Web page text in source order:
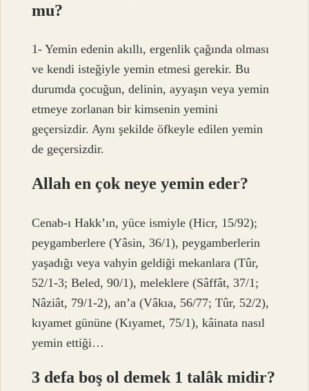
mu?
1- Yemin edenin akıllı, ergenlik çağında olması
ve kendi isteğiyle yemin etmesi gerekir. Bu
durumda çocuğun, delinin, ayyaşın veya yemin
etmeye zorlanan bir kimsenin yemini
geçersizdir. Aynı şekilde öfkeyle edilen yemin
de geçersizdir.
Allah en çok neye yemin eder?
Cenab-ı Hakk’ın, yüce ismiyle (Hicr, 15/92);
peygamberlere (Yâsin, 36/1), peygamberlerin
yaşadığı veya vahyin geldiği mekanlara (Tûr,
52/1-3; Beled, 90/1), meleklere (Sâffât, 37/1;
Nâziât, 79/1-2), an’a (Vâkıa, 56/77; Tûr, 52/2),
kıyamet gününe (Kıyamet, 75/1), kâinata nasıl
yemin ettiği…
3 defa boş ol demek 1 talâk midir?